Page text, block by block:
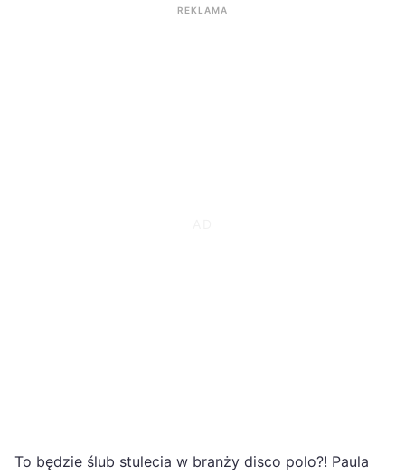
REKLAMA
To będzie ślub stulecia w branży disco polo?! Paula